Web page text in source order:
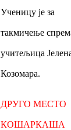
Ученицу је за
такмичење
учитељица
Козомара.
ДРУГО МЕСТО
КОШАРКАША